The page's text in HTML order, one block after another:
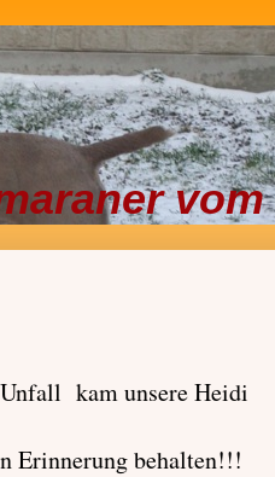
kam unsere Heidi
Erinnerung behalten!!!